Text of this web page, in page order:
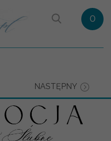
0
NASTĘPNY